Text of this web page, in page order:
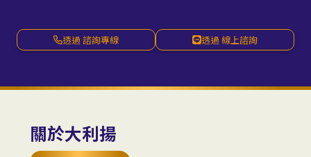
透過 諮詢專線 透過 線上諮詢
關於大利揚